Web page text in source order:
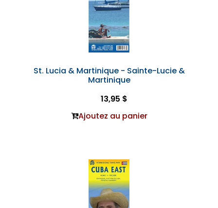
St. Lucia & Martinique - Sainte-Lucie &
Martinique
13,95 $
Ajoutez au panier